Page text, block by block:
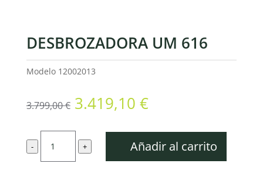
DESBROZADORA UM 616
Modelo 12002013
3.799,00€ El
precio
original
era:
3.799,00 €.
3.419,10 €El
actual
es:
3.419,10 €.
-
Desbrozadora
UM
+ Añadir al carrito